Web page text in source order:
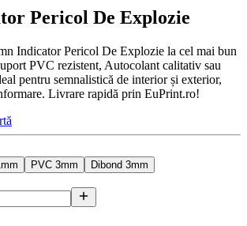
Pericol De Explozie
Indicator Pericol De Explozie la cel mai bun
PVC rezistent, Autocolant calitativ sau
pentru semnalistică de interior și exterior,
Livrare rapidă prin EuPrint.ro!
PVC 3mm Dibond 3mm